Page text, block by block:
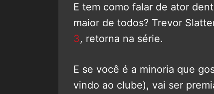
E tem como falar de ator
maior de todos? Trevor
3, retorna na série.
E se você é a minoria que
vindo ao clube), vai ser